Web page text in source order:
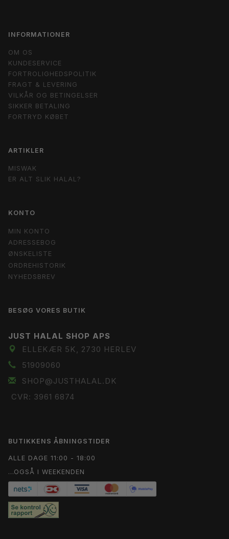
INFORMATIONER
OM OS
KUNDESERVICE
FORTROLIGHEDSPOLITIK
FRAGT & LEVERING
VILKÅR OG BETINGELSER
SIKKER BETALING
FORTRYD KØBET
ARTIKLER
MISWAK
ER ALT SLIK HALAL?
KONTO
MIN KONTO
ADRESSEBOG
ØNSKELISTE
ORDREHISTORIK
NYHEDSBREV
BESØG VORES BUTIK
JUST HALAL SHOP APS
ELLEKÆR 5K, 2730 HERLEV
51909060
SHOP@JUSTHALAL.DK
CVR: 3961 6874
BUTIKKENS ÅBNINGSTIDER
ALLE DAGE 11:00 - 18:00
...OGSÅ I WEEKENDEN